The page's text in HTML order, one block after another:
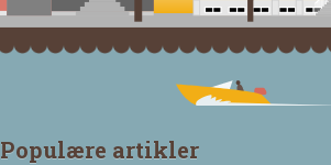
Populære artikler